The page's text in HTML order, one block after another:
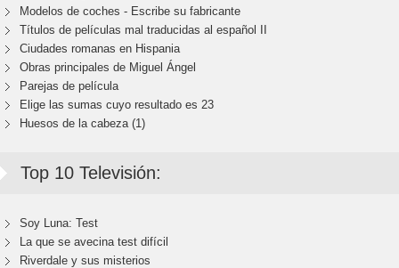
Modelos de coches - Escribe su fabricante
Títulos de películas mal traducidas al español II
Ciudades romanas en Hispania
Obras principales de Miguel Ángel
Parejas de película
Elige las sumas cuyo resultado es 23
Huesos de la cabeza (1)
Top 10 Televisión:
Soy Luna: Test
La que se avecina test difícil
Riverdale y sus misterios